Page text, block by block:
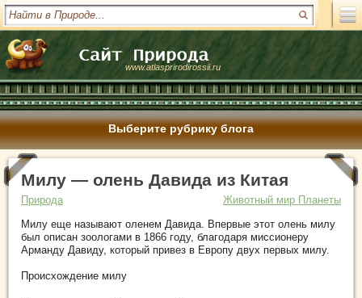
www.atlasprirodirossii.ru
Выберите рубрику блога
Милу — олень Давида из Китая
Природа
Животный мир Планеты
Милу еще называют оленем Давида. Впервые этот олень милу
был описан зоологами в 1866 году, благодаря миссионеру
Арманду Давиду, который привез в Европу двух первых милу.
Происхождение милу